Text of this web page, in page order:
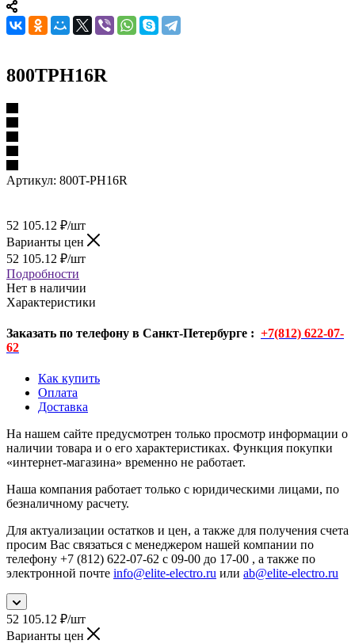
800TPH16R
Артикул: 800T-PH16R
52 105.12 ₽/шт
Варианты цен
52 105.12 ₽/шт
Подробности
Нет в наличии
Характеристики
Заказать по телефону в Санкт-Петербурге : +7(812) 622-07-
62
Как купить
Оплата
Доставка
На нашем сайте предусмотрен только просмотр информации о
наличии товара и о его характеристиках. Функция покупки
«интернет-магазина» временно не работает.
Наша компания работает только с юридическими лицами, по
безналичному расчету.
Для актуализации остатков и цен, а также для получения счета
просим Вас связаться с менеджером нашей компании по
телефону +7 (812) 622-07-62 с 09-00 до 17-00 , а также по
электронной почте info@elite-electro.ru или ab@elite-electro.ru
52 105.12 ₽/шт
Варианты цен